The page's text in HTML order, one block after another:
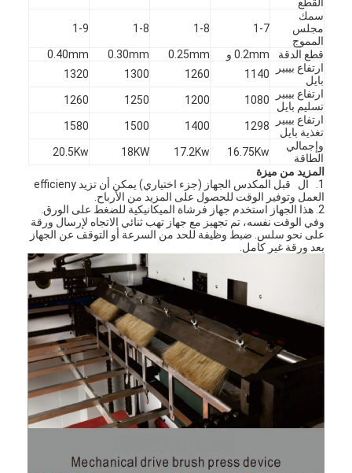
يموت قطع المعدات
آلة السيارات بندر
صناعيّ يرقّق آلة
كتاب يجعل آلة
آليّ تعليب آلة
آلة الطباعة التلقائية
وظيفة الصحافة المعدات
قبل معدات الصحافة
آلة الوسم الليزر
آلة تشكيل كيس ورق
آلة التغليف التلقائية
سمك
مجلس
المموج
1-7
1-8
1-8
1-9
قطع الدقة 0.2mm و 0.25mm
0.30mm
0.40mm
ارتفاع بيبير
بايل
1140
1260
1300
1320
ارتفاع بيبير
تسليم بايل
1080
1200
1250
1260
ارتفاع بيبير
تغذية بايل
1298
1400
1500
1580
وإجمالي
الطاقة
16.75Kw
17.2Kw
18KW
20.5Kw
المزيد من ميزة
1.
ال
قبل المكدس الجهاز (جزء اختياري) يمكن أن تزيد efficieny
العمل وتوفير الوقت للحصول على المزيد من الأرباح.
2. هذا الجهاز استخدم جهاز فرشاة الميكانيكية للضغط على الورق.
وفي الوقت نفسه، تم تجهيز مع جهاز تهب ثنائي الاتجاه لإرسال ورقة
على نحو سلس. ضبط وظيفة للحد من السرعة أو التوقف عن الجهاز
بعد ورقة غير كامل.